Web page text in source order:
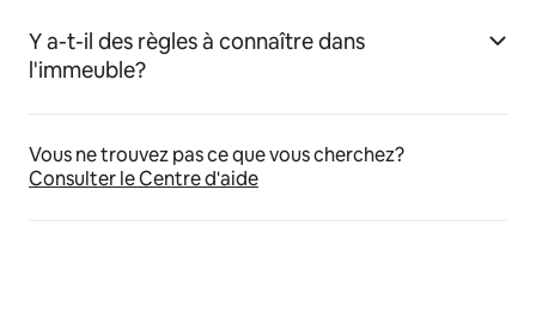
Y a-t-il des règles à connaître dans
l'immeuble?
Vous ne trouvez pas ce que vous cherchez?
Consulter le Centre d'aide